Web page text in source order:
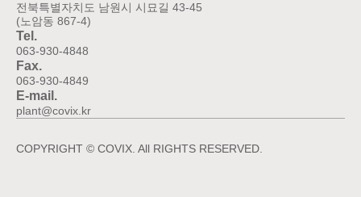
전북특별자치도 남원시 시묘길 43-45
(노암동 867-4)
Tel.
063-930-4848
Fax.
063-930-4849
E-mail.
plant@covix.kr
COPYRIGHT © COVIX. All RIGHTS RESERVED.